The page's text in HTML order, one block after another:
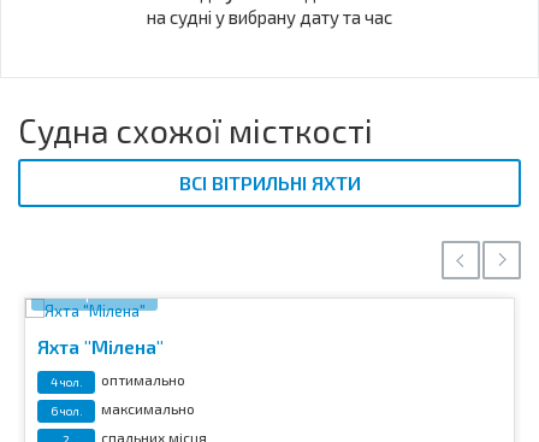
на судні у вибрану дату та час
Судна схожої місткості
ВСІ ВІТРИЛЬНІ ЯХТИ
8 фото
Яхта "Мілена"
4 чол. оптимально
6 чол. максимально
спальних місця